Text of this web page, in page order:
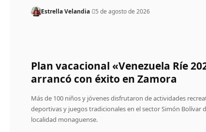
Estrella Velandia 5 de agosto de 2026
Plan vacacional «Venezuela Ríe
arrancó con éxito en Zamora
Más de 100 niños y jóvenes disfrutaron de actividades
deportivas y juegos tradicionales en el sector Simón Bolívar
localidad monaguense.